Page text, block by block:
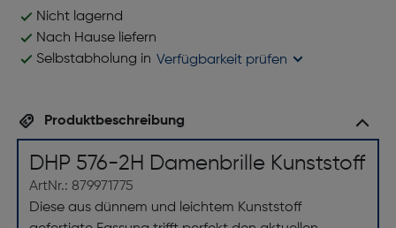
Nicht lagernd
Nach Hause liefern
Selbstabholung in Verfügbarkeit prüfen
Produktbeschreibung
DHP 576-2H Damenbrille Kunststoff
ArtNr.: 879971775
Diese aus dünnem und leichtem Kunststoff